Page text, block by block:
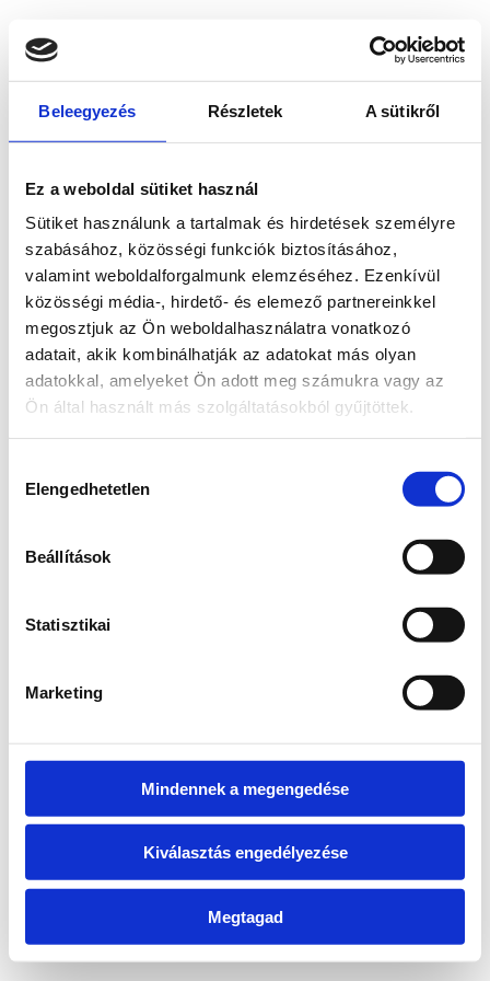
Beleegyezés Részletek A sütikről
Ez a weboldal sütiket használ
Sütiket használunk a tartalmak és hirdetések személyre
szabásához, közösségi funkciók biztosításához,
valamint weboldalforgalmunk elemzéséhez. Ezenkívül
közösségi média-, hirdető- és elemező partnereinkkel
megosztjuk az Ön weboldalhasználatra vonatkozó
adatait, akik kombinálhatják az adatokat más olyan
adatokkal, amelyeket Ön adott meg számukra vagy az
Ön által használt más szolgáltatásokból gyűjtöttek.
kiválasztása
Elengedhetetlen
Beállítások
Statisztikai
Marketing
Mindennek a megengedése
Kiválasztás engedélyezése
Megtagad
loadingwww.bicapp.hu
(see the browser console for more